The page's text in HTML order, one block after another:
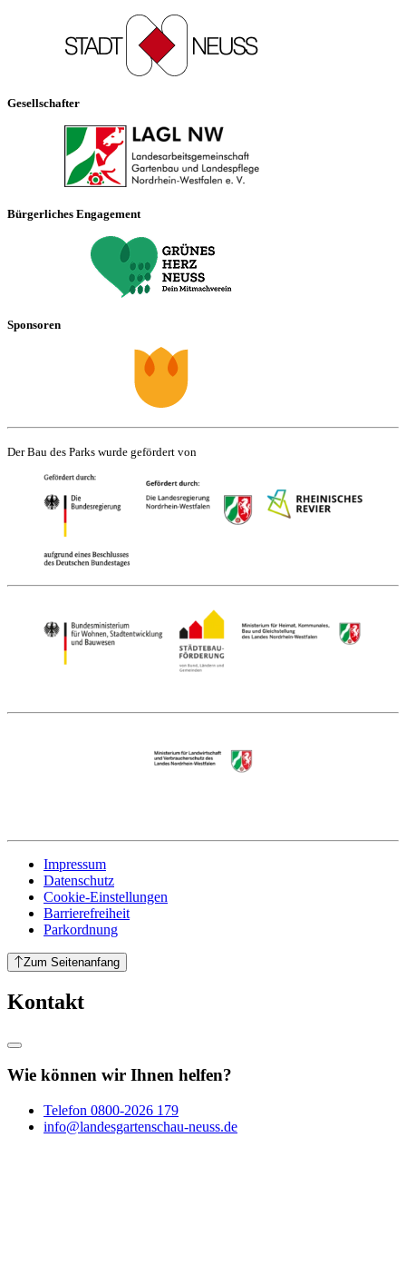
Gesellschafter
Bürgerliches Engagement
Sponsoren
Der Bau des Parks wurde gefördert von
Impressum
Datenschutz
Cookie-Einstellungen
Barrierefreiheit
Parkordnung
Zum Seitenanfang
Kontakt
Wie können wir Ihnen helfen?
Telefon 0800-2026 179
info@landesgartenschau-neuss.de